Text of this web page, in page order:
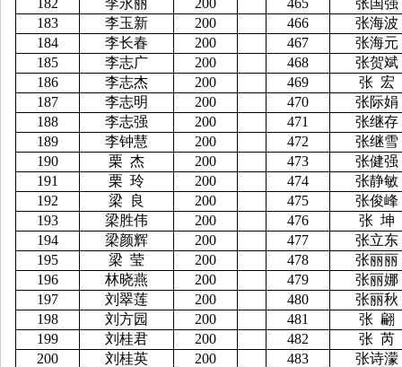
182
李永丽 200 465
张国强
183
李玉新 200 466
张海波
184
李长春 200 467
张海元
185
李志广 200 468
张贺斌
186
李志杰 200 469 张 宏
187
李志明 200 470
张际娟
188
李志强 200 471
张继存
189
李钟慧 200 472
张继雪
190
栗 杰 200 473
张健强
191
栗 玲 200 474
张静敏
192
梁 良 200 475
张俊峰
193
梁胜伟 200 476 张 坤
194
梁颜辉 200 477
张立东
195
梁 莹 200 478
张丽丽
196
林晓燕 200 479
张丽娜
197
刘翠莲 200 480
张丽秋
198
刘方园 200 481 张 翩
199
刘桂君 200 482 张 芮
200
刘桂英 200 483
张诗濛